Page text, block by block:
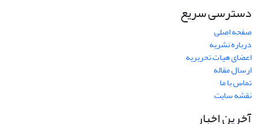
دسترسی سریع
صفحه اصلی
درباره نشریه
اعضای هیات تحریریه
ارسال مقاله
تماس با ما
نقشه سایت
آخرین اخبار